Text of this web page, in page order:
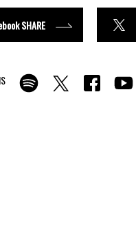
SHARE